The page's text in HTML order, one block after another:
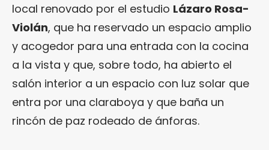
local renovado por el estudio Lázaro Rosa-
Violán, que ha reservado un espacio amplio
y acogedor para una entrada con la cocina
a la vista y que, sobre todo, ha abierto el
salón interior a un espacio con luz solar que
entra por una claraboya y que baña un
rincón de paz rodeado de ánforas.